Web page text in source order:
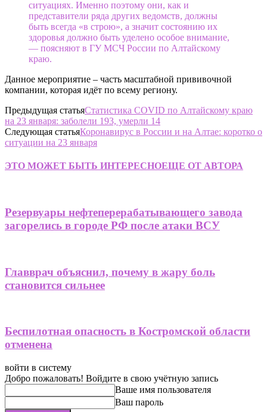
ситуациях. Именно поэтому они, как и
представители ряда других ведомств, должны
быть всегда «в строю», а значит состоянию их
здоровья должно быть уделено особое внимание,
— поясняют в ГУ МСЧ России по Алтайскому
краю.
Данное мероприятие – часть масштабной прививочной
компании, которая идёт по всему региону.
Предыдущая статьяСтатистика COVID по Алтайскому краю
на 23 января: заболели 193, умерли 14
Следующая статьяКоронавирус в России и на Алтае: коротко о
ситуации на 23 января
ЭТО МОЖЕТ БЫТЬ ИНТЕРЕСНОЕЩЕ ОТ АВТОРА
Резервуары нефтеперерабатывающего завода
загорелись в городе РФ после атаки ВСУ
Главврач объяснил, почему в жару боль
становится сильнее
Беспилотная опасность в Костромской области
отменена
войти в систему
Добро пожаловать! Войдите в свою учётную запись
Ваше имя пользователя
Ваш пароль